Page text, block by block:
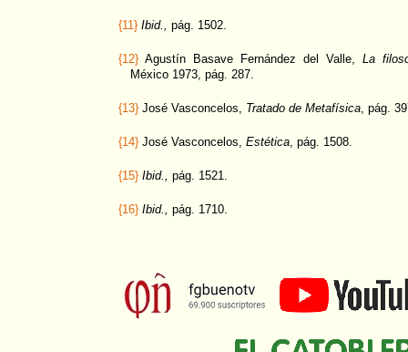
{11} Ibid., pág. 1502.
{12} Agustín Basave Fernández del Valle, La
México 1973, pág. 287.
{13} José Vasconcelos, Tratado de Metafísica, pág.
{14} José Vasconcelos, Estética, pág. 1508.
{15} Ibid., pág. 1521.
{16} Ibid., pág. 1710.